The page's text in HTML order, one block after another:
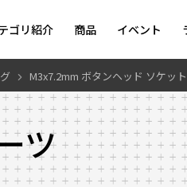
ゴリ紹介 商品 イベント
M3x7.2mm ボタンヘッド ソケッ
ツ